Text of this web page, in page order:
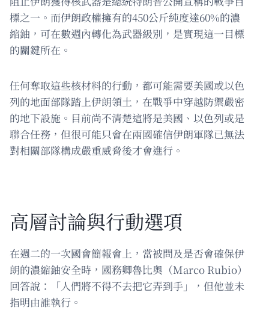
標之一。而伊朗政權擁有的450公斤純度達60%的濃
縮鈾，可在數週內轉化為武器級別，是實現這一目標
的關鍵所在。
任何奪取這些核材料的行動，都可能需要美國或以色
列的地面部隊踏上伊朗領土，在戰爭中穿越防禦嚴密
的地下設施。目前尚不清楚這將是美國、以色列或是
聯合任務，但很可能只會在兩國確信伊朗軍隊已無法
對相關部隊構成嚴重威脅後才會進行。
高層討論與行動選項
在週二的一次國會簡報會上，當被問及是否會確保伊
朗的濃縮鈾安全時，國務卿魯比奧（Marco Rubio）
回答說：「人們將不得不去把它弄到手」，但他並未
指明由誰執行。